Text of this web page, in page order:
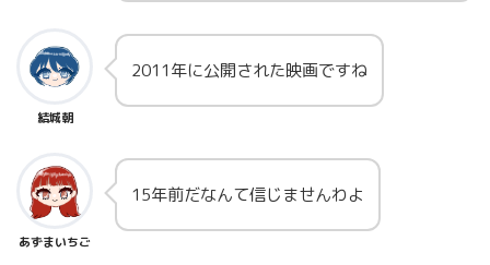
結城朝
2011年に公開された映画ですね
あずまいちご
15年前だなんて信じませんわよ